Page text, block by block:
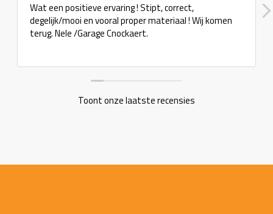
Wat een positieve ervaring ! Stipt, correct,
degelijk/mooi en vooral proper materiaal ! Wij komen
terug. Nele /Garage Cnockaert.
Toont onze laatste recensies